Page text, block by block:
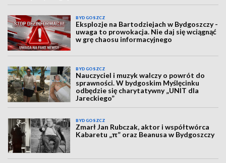
BYDGOSZCZ
Eksplozje na Bartodziejach w Bydgoszczy -
uwaga to prowokacja. Nie daj się wciągnąć
w grę chaosu informacyjnego
BYDGOSZCZ
Nauczyciel i muzyk walczy o powrót do
sprawności. W bydgoskim Myślęcinku
odbędzie się charytatywny „UNIT dla
Jareckiego”
BYDGOSZCZ
Zmarł Jan Rubczak, aktor i współtwórca
Kabaretu „π” oraz Beanusa w Bydgoszczy